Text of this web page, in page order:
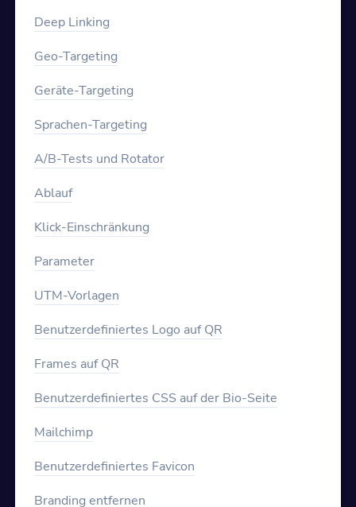
Deep Linking
Geo-Targeting
Geräte-Targeting
Sprachen-Targeting
A/B-Tests und Rotator
Ablauf
Klick-Einschränkung
Parameter
UTM-Vorlagen
Benutzerdefiniertes Logo auf QR
Frames auf QR
Benutzerdefiniertes CSS auf der Bio-Seite
Mailchimp
Benutzerdefiniertes Favicon
Branding entfernen